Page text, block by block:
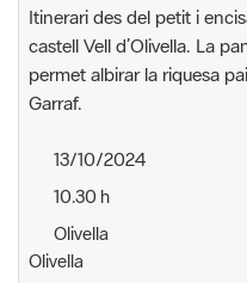
Itinerari des del petit i
castell Vell d’Olivella. La
permet albirar la riquesa
Garraf.
13/10/2024
10.30 h
Olivella
Olivella